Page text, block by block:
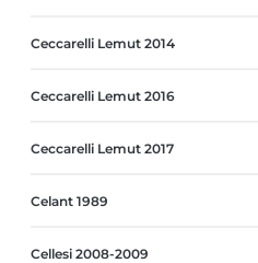
Ceccarelli Lemut 2014
Ceccarelli Lemut 2016
Ceccarelli Lemut 2017
Celant 1989
Cellesi 2008-2009